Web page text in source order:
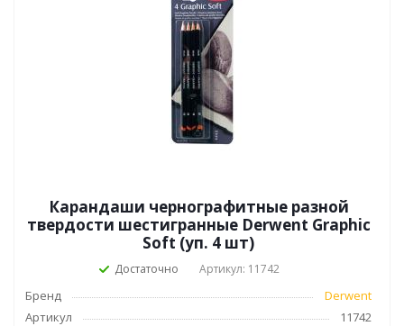
Карандаши чернографитные разной
твердости шестигранные Derwent Graphic
Soft (уп. 4 шт)
Достаточно Артикул: 11742
Бренд
Derwent
Артикул
11742